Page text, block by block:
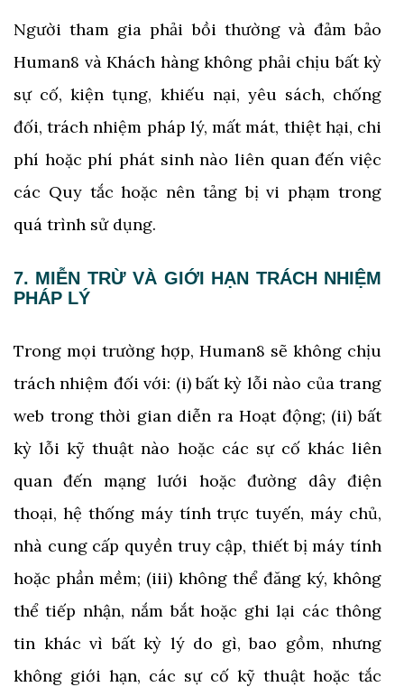
Người tham gia phải bồi thường và đảm bảo
Human8 và Khách hàng không phải chịu bất kỳ
sự cố, kiện tụng, khiếu nại, yêu sách, chống
đối, trách nhiệm pháp lý, mất mát, thiệt hại, chi
phí hoặc phí phát sinh nào liên quan đến việc
các Quy tắc hoặc nên tảng bị vi phạm trong
quá trình sử dụng.
7. MIỄN TRỪ VÀ GIỚI HẠN TRÁCH NHIỆM
PHÁP LÝ
Trong mọi trường hợp, Human8 sẽ không chịu
trách nhiệm đối với: (i) bất kỳ lỗi nào của trang
web trong thời gian diễn ra Hoạt động; (ii) bất
kỳ lỗi kỹ thuật nào hoặc các sự cố khác liên
quan đến mạng lưới hoặc đường dây điện
thoại, hệ thống máy tính trực tuyến, máy chủ,
nhà cung cấp quyền truy cập, thiết bị máy tính
hoặc phần mềm; (iii) không thể đăng ký, không
thể tiếp nhận, nắm bắt hoặc ghi lại các thông
tin khác vì bất kỳ lý do gì, bao gồm, nhưng
không giới hạn, các sự cố kỹ thuật hoặc tắc